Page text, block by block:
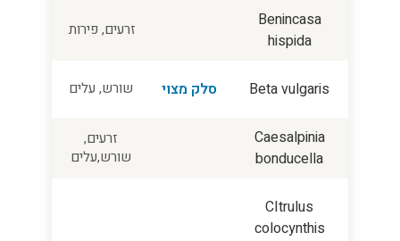
Benincasa
hispida
זרעים, פירות
Beta vulgaris סלק מצוי שורש, עלים
Caesalpinia
bonducella
זרעים,
שורש,עלים
CItrulus
colocynthis